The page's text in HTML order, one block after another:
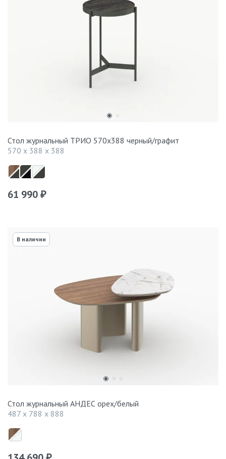
Стол журнальный ТРИО 570x388 черный/графит
570 x 388 x 388
61 990 ₽
В наличии
Стол журнальный АНДЕС орех/белый
487 x 788 x 888
₽